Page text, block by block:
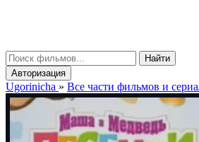
Найти
Авторизация
Ugorinicha » Все части фильмов и